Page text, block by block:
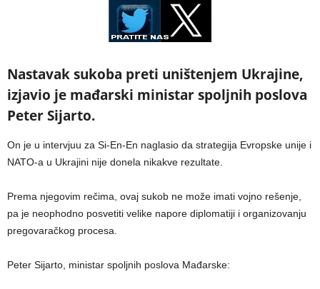
Nastavak sukoba preti uništenjem Ukrajine,
izjavio je mađarski ministar spoljnih poslova
Peter Sijarto.
On je u intervjuu za Si-En-En naglasio da strategija Evropske unije i
NATO-a u Ukrajini nije donela nikakve rezultate.
Prema njegovim rečima, ovaj sukob ne može imati vojno rešenje,
pa je neophodno posvetiti velike napore diplomatiji i organizovanju
pregovaračkog procesa.
Peter Sijarto, ministar spoljnih poslova Mađarske: